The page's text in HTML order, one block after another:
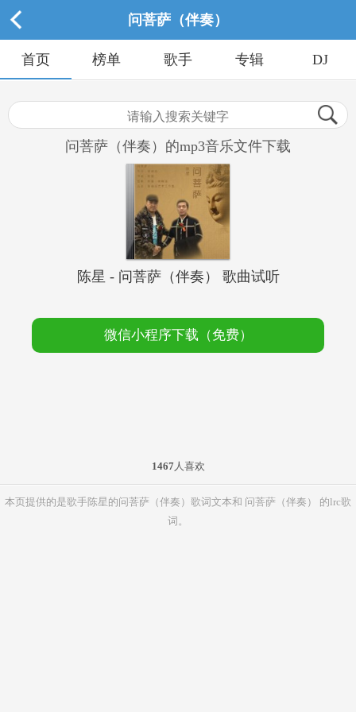
问菩萨（伴奏）
首页 榜单 歌手 专辑 DJ
问菩萨（伴奏）的mp3音乐文件下载
陈星 - 问菩萨（伴奏） 歌曲试听
微信小程序下载（免费）
1467 人喜欢
本页提供的是歌手陈星的问菩萨（伴奏）歌词文本和 问菩萨（伴奏） 的lrc歌
词。